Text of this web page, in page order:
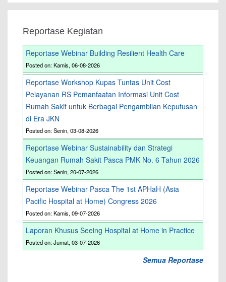
Reportase Kegiatan
Reportase Webinar Building Resilient Health Care
Posted on: Kamis, 06-08-2026
Reportase Workshop Kupas Tuntas Unit Cost
Pelayanan RS Pemanfaatan Informasi Unit Cost
Rumah Sakit untuk Berbagai Pengambilan Keputusan
di Era JKN
Posted on: Senin, 03-08-2026
Reportase Webinar Sustainability dan Strategi
Keuangan Rumah Sakit Pasca PMK No. 6 Tahun 2026
Posted on: Senin, 20-07-2026
Reportase Webinar Pasca The 1st APHaH (Asia
Pacific Hospital at Home) Congress 2026
Posted on: Kamis, 09-07-2026
Laporan Khusus Seeing Hospital at Home in Practice
Posted on: Jumat, 03-07-2026
Semua Reportase